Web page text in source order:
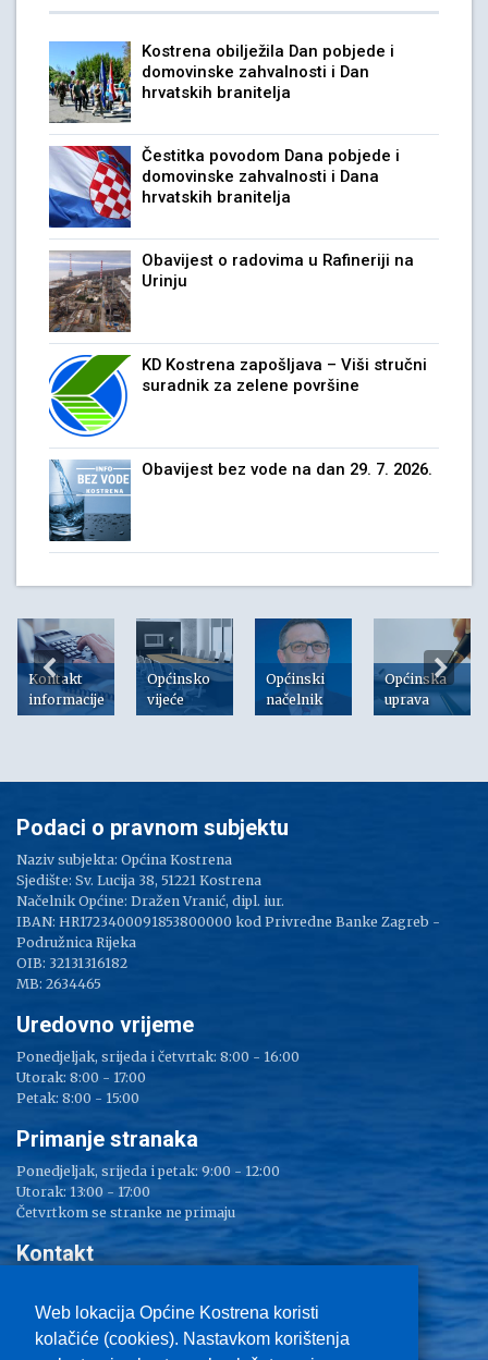
Kostrena obilježila Dan pobjede i
domovinske zahvalnosti i Dan
hrvatskih branitelja
Čestitka povodom Dana pobjede i
domovinske zahvalnosti i Dana
hrvatskih branitelja
Obavijest o radovima u Rafineriji na
Urinju
KD Kostrena zapošljava – Viši stručni
suradnik za zelene površine
Obavijest bez vode na dan 29. 7. 2026.
Kontakt
informacije
Općinsko
vijeće
Općinski
načelnik
Općinska
uprava
Web lokacija Općine Kostrena koristi
kolačiće (cookies). Nastavkom korištenja
Podaci o pravnom subjektu
Naziv subjekta: Općina Kostrena
Sjedište: Sv. Lucija 38, 51221 Kostrena
Načelnik Općine: Dražen Vranić, dipl. iur.
IBAN: HR1723400091853800000 kod Privredne Banke Zagreb -
Podružnica Rijeka
OIB: 32131316182
MB: 2634465
Uredovno vrijeme
Ponedjeljak, srijeda i četvrtak: 8:00 - 16:00
Utorak: 8:00 - 17:00
Petak: 8:00 - 15:00
Primanje stranaka
Ponedjeljak, srijeda i petak: 9:00 - 12:00
Utorak: 13:00 - 17:00
Četvrtkom se stranke ne primaju
Kontakt
Tel: 051/ 209 000
Fax: 051/ 289 400
E-mail:kostrena@kostrena.hr